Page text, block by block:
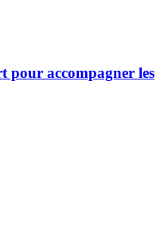
pour accompagner les